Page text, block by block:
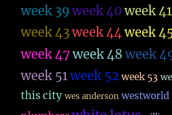
week 39 week 40 week 41
week 43week 44week
week 47 week 48 week
week 51week 52 week 53
this city wes anderson westworld